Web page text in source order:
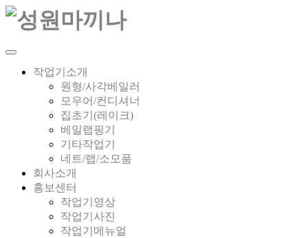
작업기소개
원형/사각베일러
모우어/컨디셔너
집초기(레이크)
베일랩핑기
기타작업기
네트/랩/소모품
회사소개
홍보센터
작업기영상
작업기사진
작업기메뉴얼